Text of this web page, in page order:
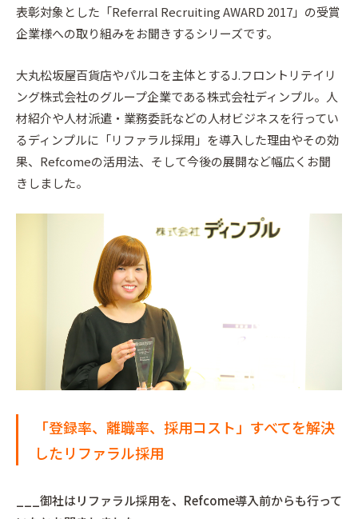
表彰対象とした「Referral Recruiting AWARD 2017」の受賞
企業様への取り組みをお聞きするシリーズです。
大丸松坂屋百貨店やパルコを主体とするJ.フロントリテイリ
ング株式会社のグループ企業である株式会社ディンプル。人
材紹介や人材派遣・業務委託などの人材ビジネスを行ってい
るディンプルに「リファラル採用」を導入した理由やその効
果、Refcomeの活用法、そして今後の展開など幅広くお聞
きしました。
「登録率、離職率、採用コスト」すべてを解決
したリファラル採用
___御社はリファラル採用を、Refcome導入前からも行って